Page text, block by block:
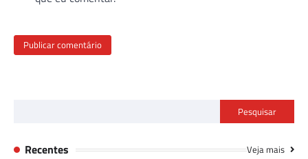
Pesquisar
Recentes Veja mais